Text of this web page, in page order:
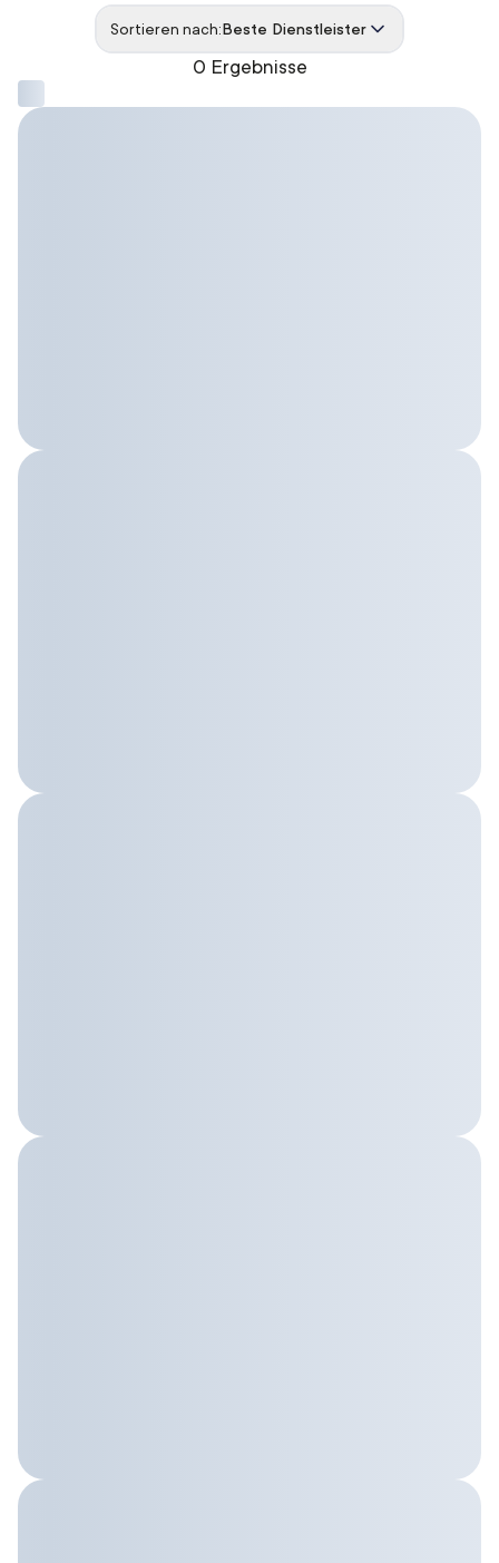
0 Ergebnisse
Sortieren nach:Beste Dienstleister